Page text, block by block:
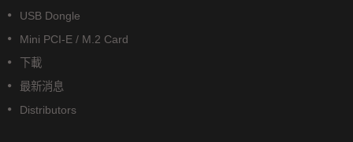
USB Dongle
Mini PCI-E / M.2 Card
下載
最新消息
Distributors